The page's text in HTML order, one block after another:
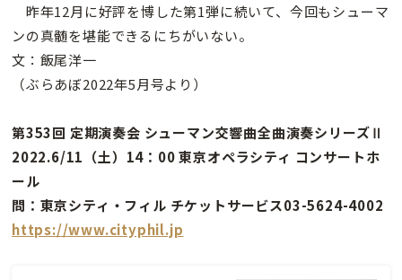
昨年12月に好評を博した第1弾に続いて、今回もシューマ
ンの真髄を堪能できるにちがいない。
文：飯尾洋一
（ぶらあぼ2022年5月号より）
第353回 定期演奏会 シューマン交響曲全曲演奏シリーズⅡ
2022.6/11（土）14：00 東京オペラシティ コンサートホ
ール
問：東京シティ・フィル チケットサービス03-5624-4002
https://www.cityphil.jp